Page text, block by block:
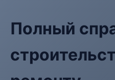
Полный